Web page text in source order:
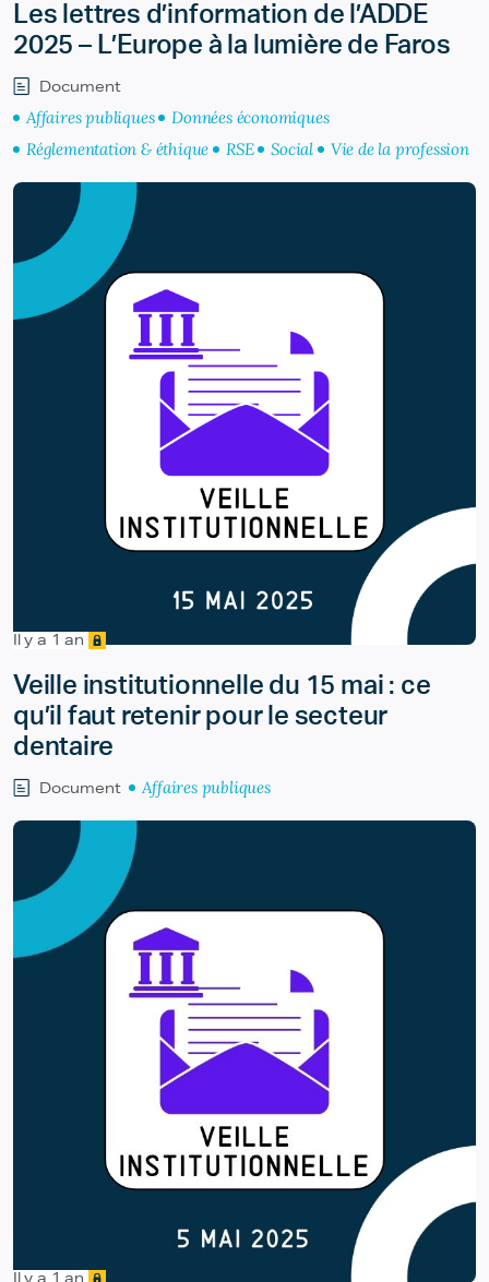
Les lettres d’information de l’ADDE
2025 – L’Europe à la lumière de Faros
Document
Affaires publiques
Données économiques
Réglementation & éthique
RSE Social Vie de la profession
Il y a 1 an
Veille institutionnelle du 15 mai : ce
qu’il faut retenir pour le secteur
dentaire
Document Affaires publiques
Il y a 1 an